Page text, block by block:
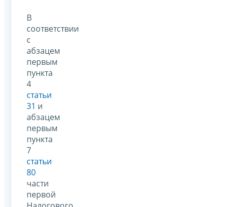
В
соответствии
с
абзацем
первым
пункта
4
статьи
31 и
абзацем
первым
пункта
7
статьи
80
части
первой